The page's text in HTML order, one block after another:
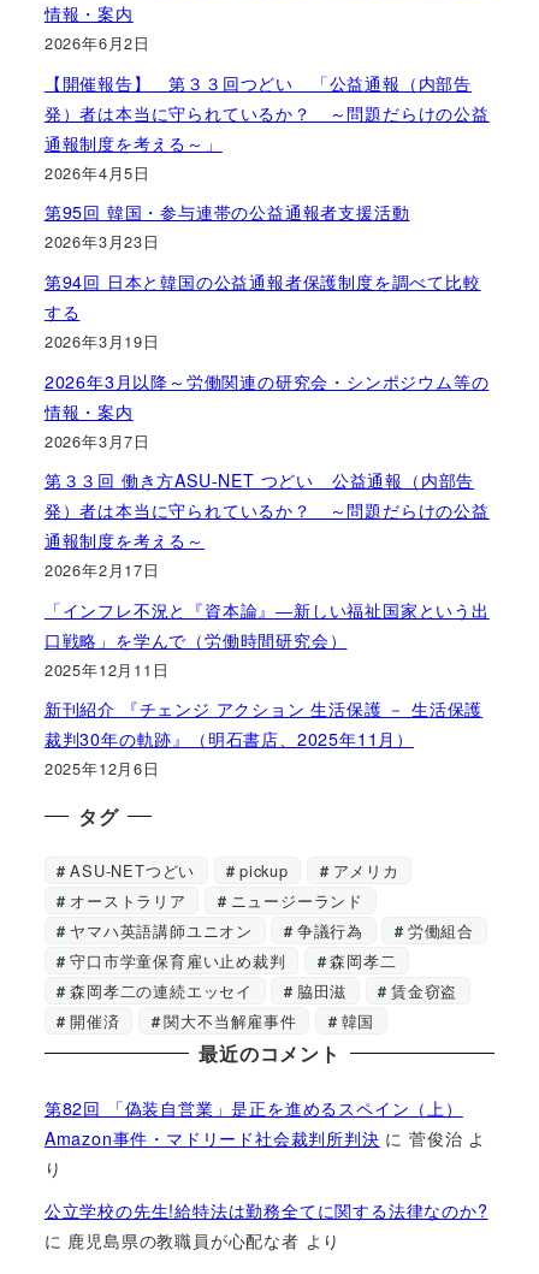
情報・案内
2026年6月2日
【開催報告】 第３３回つどい 「公益通報（内部告
発）者は本当に守られているか？ ～問題だらけの公益
通報制度を考える～」
2026年4月5日
第95回 韓国・参与連帯の公益通報者支援活動
2026年3月23日
第94回 日本と韓国の公益通報者保護制度を調べて比較
する
2026年3月19日
2026年3月以降～労働関連の研究会・シンポジウム等の
情報・案内
2026年3月7日
第３３回 働き方ASU-NET つどい 公益通報（内部告
発）者は本当に守られているか？ ～問題だらけの公益
通報制度を考える～
2026年2月17日
「インフレ不況と『資本論』―新しい福祉国家という出
口戦略」を学んで（労働時間研究会）
2025年12月11日
新刊紹介 『チェンジ アクション 生活保護 － 生活保護
裁判30年の軌跡』（明石書店、2025年11月）
2025年12月6日
タグ
ASU-NETつどい pickup
アメリカ
オーストラリア
ニュージーランド
ヤマハ英語講師ユニオン
争議行為
労働組合
守口市学童保育雇い止め裁判
森岡孝二
森岡孝二の連続エッセイ
脇田滋
賃金窃盗
開催済
関大不当解雇事件 韓国
最近のコメント
第82回 「偽装自営業」是正を進めるスペイン（上）
Amazon事件・マドリード社会裁判所判決 に菅俊治 よ
り
公立学校の先生!給特法は勤務全てに関する法律なのか?
に 鹿児島県の教職員が心配な者 より